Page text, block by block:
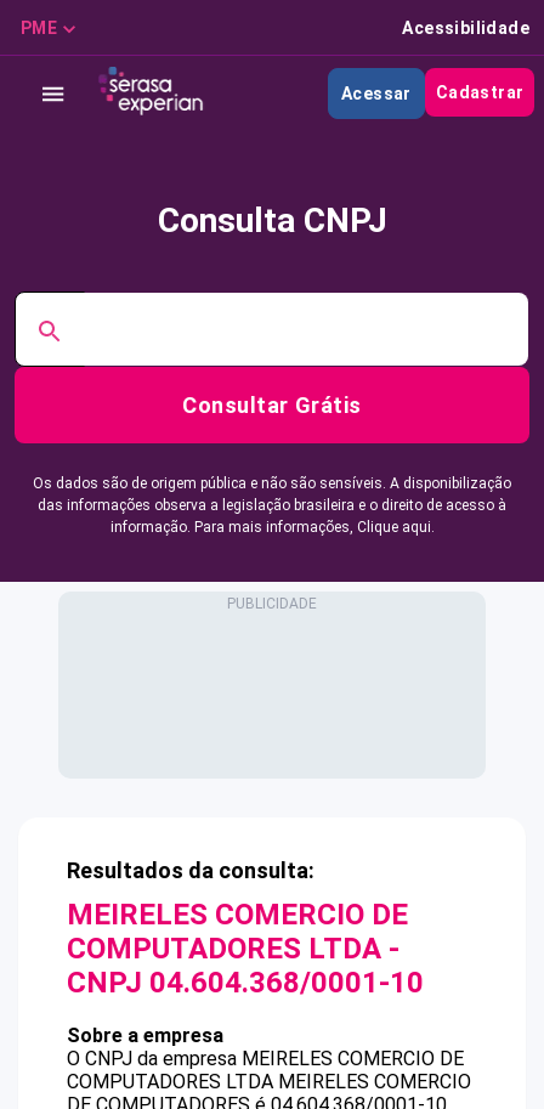
PME Acessibilidade
Acessar Cadastrar
Consulta CNPJ
Consultar Grátis
Os dados são de origem pública e não são sensíveis. A disponibilização
das informações observa a legislação brasileira e o direito de acesso à
informação. Para mais informações, Clique aqui.
Resultados da consulta:
MEIRELES COMERCIO DE
COMPUTADORES LTDA -
CNPJ 04.604.368/0001-10
Sobre a empresa
O CNPJ da empresa MEIRELES COMERCIO DE
COMPUTADORES LTDA MEIRELES COMERCIO